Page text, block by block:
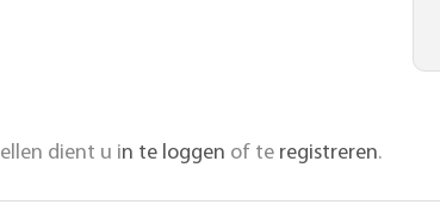
dient u in te loggen of te registreren.